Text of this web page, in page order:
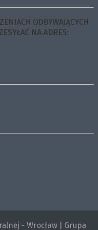
ODBYWAJĄCYCH
NA ADRES:
- Wrocław | Grupa